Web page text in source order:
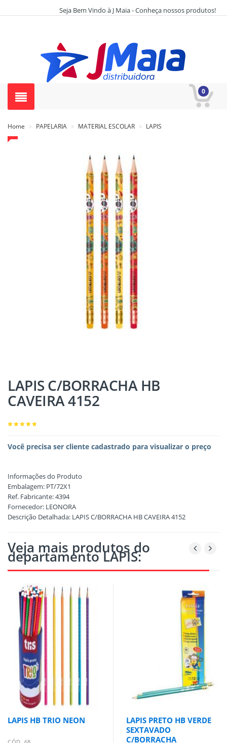
Seja Bem Vindo à J Maia - Conheça nossos produtos!
0
Home > PAPELARIA > MATERIAL ESCOLAR > LAPIS
LAPIS C/BORRACHA HB
CAVEIRA 4152
Você precisa ser cliente cadastrado para visualizar o preço
Informações do Produto
Embalagem: PT/72X1
Ref. Fabricante: 4394
Fornecedor: LEONORA
Descrição Detalhada: LAPIS C/BORRACHA HB CAVEIRA 4152
Veja mais produtos do
departamento LAPIS:
LAPIS HB TRIO NEON
LAPIS PRETO HB VERDE
SEXTAVADO
C/BORRACHA